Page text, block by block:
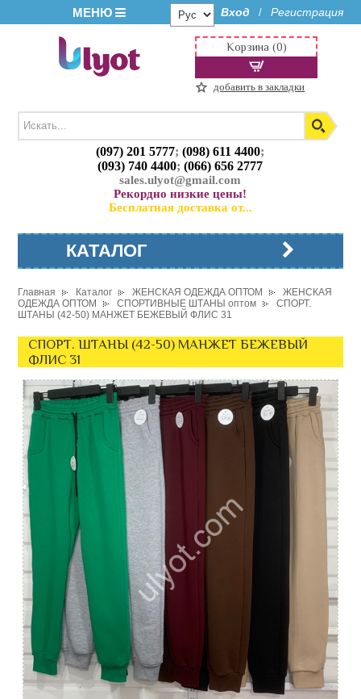
МЕНЮ Вход / Регистрация
(097) 201 5777;(098) 611 4400;
(093) 740 4400;(066) 656 2777
sales.ulyot@gmail.com
Рекордно низкие цены!
Бесплатная доставка от...
Корзина (0)
добавить в закладки
КАТАЛОГ
Главная Каталог ЖЕНСКАЯ ОДЕЖДА ОПТОМ
ЖЕНСКАЯ
ОДЕЖДА ОПТОМ
СПОРТИВНЫЕ ШТАНЫ оптом
СПОРТ.
ШТАНЫ (42-50) МАНЖЕТ БЕЖЕВЫЙ ФЛИС 31
СПОРТ. ШТАНЫ (42-50) МАНЖЕТ БЕЖЕВЫЙ
ФЛИС 31